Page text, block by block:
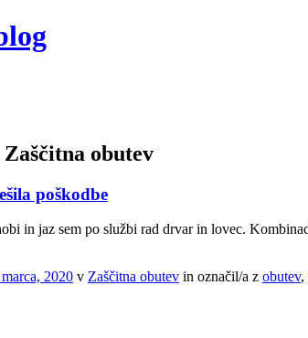
Zaščitna obutev
poškodbe
in jaz sem po službi rad drvar in lovec.
2020 v Zaščitna obutev in označil/a z obutev,